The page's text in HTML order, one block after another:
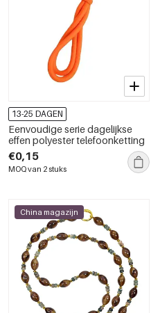
13-25 DAGEN
Eenvoudige serie dagelijkse
effen polyester telefoonketting
€0,15
MOQ van 2 stuks
China magazijn